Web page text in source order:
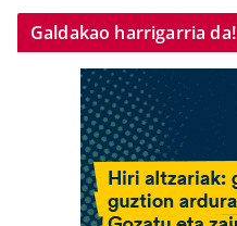
Galdakao harrigarria da!